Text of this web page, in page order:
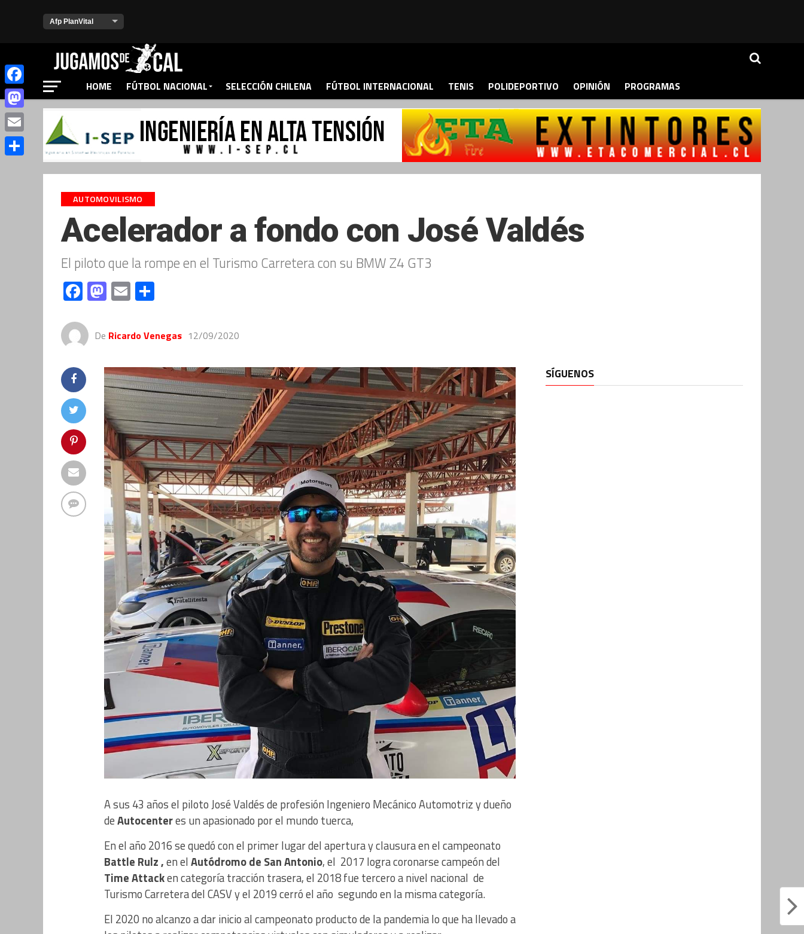
HOME FÚTBOL NACIONAL SELECCIÓN CHILENA FÚTBOL INTERNACIONAL TENIS POLIDEPORTIVO OPINIÓN PROGRAMAS
AUTOMOVILISMO
Acelerador a fondo con José Valdés
El piloto que la rompe en el Turismo Carretera con su BMW Z4 GT3
Facebook
Mastodon
Email
De Ricardo Venegas 12/09/2020
A sus 43 años el piloto José Valdés de profesión Ingeniero Mecánico Automotriz y dueño
deAutocenteres un apasionado por el mundo tuerca,
En el año 2016 se quedó con el primer lugar del apertura y clausura en el campeonato
Battle Rulz ,en elAutódromo de San Antonio, el 2017 logra coronarse campeón del
Time Attacken categoría tracción trasera, el 2018 fue tercero a nivel nacional de
Turismo Carretera del CASV y el 2019 cerró el año segundo en la misma categoría.
El 2020 no alcanzo a dar inicio al campeonato producto de la pandemia lo que ha llevado a
SÍGUENOS
Facebook
Mastodon
Email
Compartir